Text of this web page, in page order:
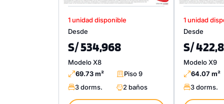
1 unidad disponible
Desde
S/ 534,968
Modelo X8
69.73 m²
Piso 9
3 dorms.
2 baños
1 unidad
Desde
S/
Modelo X9
64.07 m²
3 dorms.